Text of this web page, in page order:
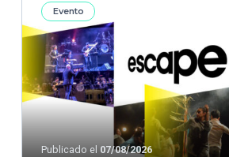
Evento
Publicado el 07/08/2026